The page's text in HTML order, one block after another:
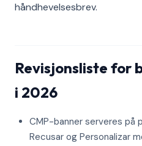
håndhevelsesbrev.
Revisjonsliste for
i 2026
CMP-banner serveres på
Recusar og Personalizar